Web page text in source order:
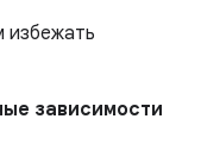
избежать
зависимости